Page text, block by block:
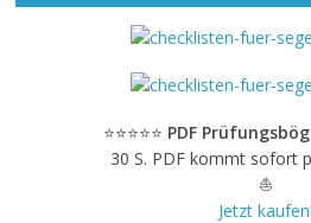
⭐⭐⭐⭐⭐ PDF
30 S. PDF kommt sofort
⛵
Jetzt kaufen!